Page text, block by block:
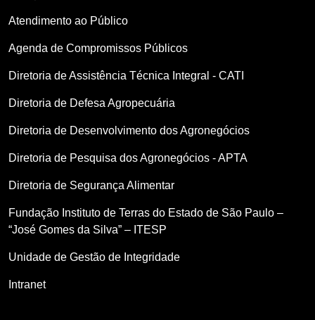
Atendimento ao Público
Agenda de Compromissos Públicos
Diretoria de Assistência Técnica Integral - CATI
Diretoria de Defesa Agropecuária
Diretoria de Desenvolvimento dos Agronegócios
Diretoria de Pesquisa dos Agronegócios - APTA
Diretoria de Segurança Alimentar
Fundação Instituto de Terras do Estado de São Paulo –
“José Gomes da Silva” – ITESP
Unidade de Gestão de Integridade
Intranet